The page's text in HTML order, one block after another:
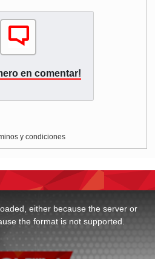
en comentar!
y condiciones
either because the server or
the format is not supported.